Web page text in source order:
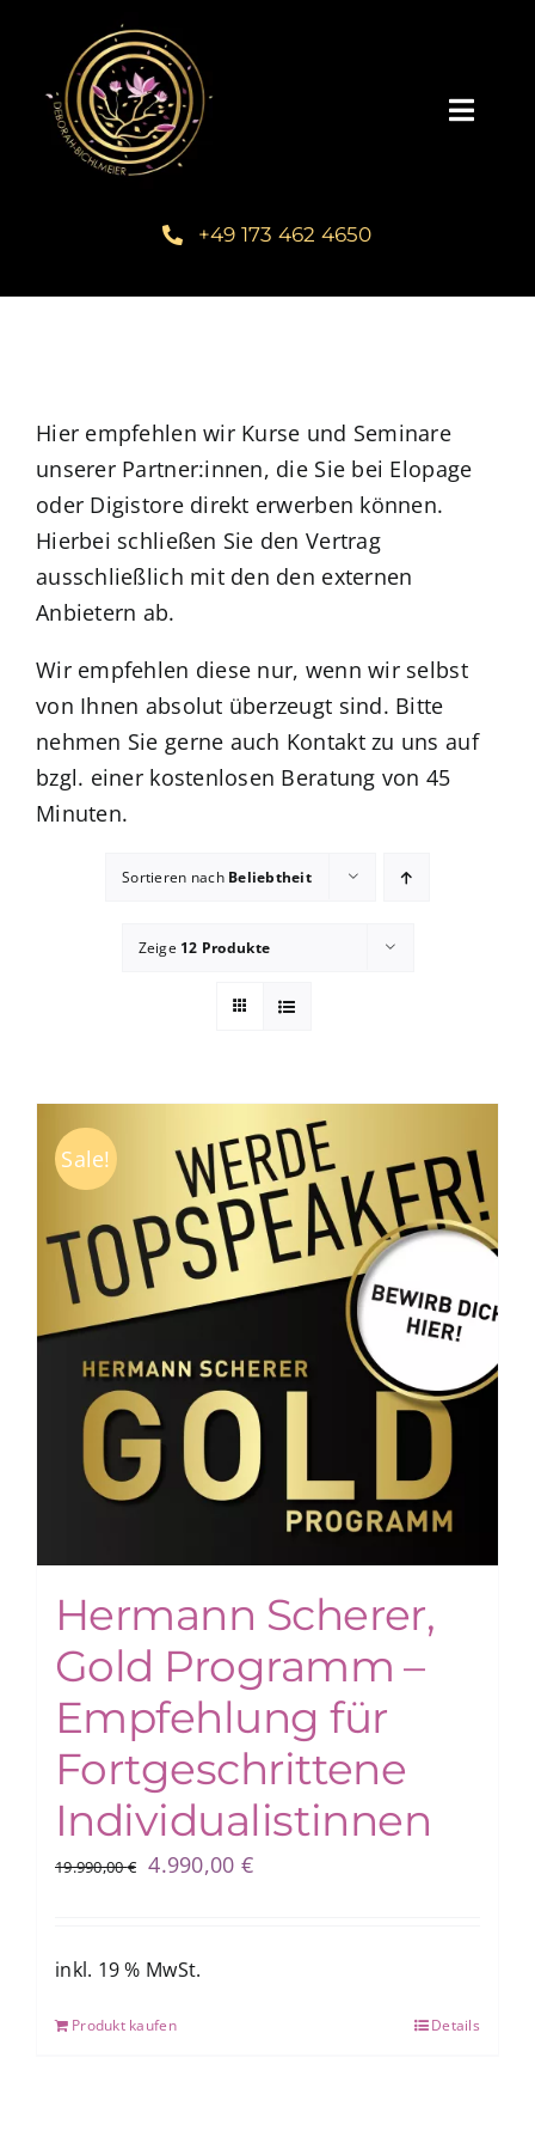
springen
Schreib dein Buch
Kundenstimmen
Kuntur Verlag
Shop
+49 173 462 4650
Hier empfehlen wir Kurse und Seminare
unserer Partner:innen, die Sie bei Elopage
oder Digistore direkt erwerben können.
Hierbei schließen Sie den Vertrag
ausschließlich mit den den externen
Anbietern ab.
Wir empfehlen diese nur, wenn wir selbst
von Ihnen absolut überzeugt sind. Bitte
nehmen Sie gerne auch Kontakt zu uns auf
bzgl. einer kostenlosen Beratung von 45
Minuten.
Sortieren nach Beliebtheit
Zeige 12 Produkte
Sale!
Hermann Scherer,
Gold Programm –
Empfehlung für
Fortgeschrittene
Individualistinnen
19.990,00€ Ursprünglicher
19.990,00 €
4.990,00 €Aktueller
inkl. 19 % MwSt.
Produkt kaufen Details